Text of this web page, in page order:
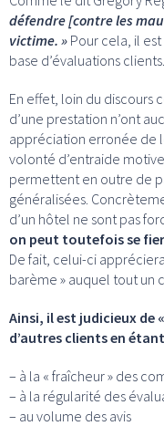
défendre [contre les
victime. » Pour cela, il
base d’évaluations clients.
En effet, loin du discours
d’une prestation n’ont
appréciation erronée de
volonté d’entraide
permettent en outre de
généralisées.
d’un hôtel ne sont pas
on peut toutefois se
De fait, celui-ci
barème » auquel tout un
Ainsi, il est judicieux de
d’autres clients en
– à la « fraîcheur » des
– à la régularité des
– au volume des avis